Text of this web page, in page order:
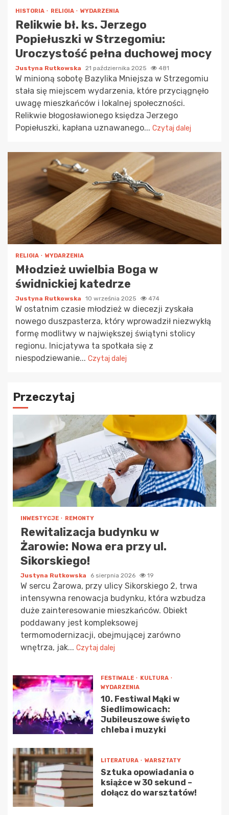
HISTORIA RELIGIA WYDARZENIA
Relikwie bł. ks. Jerzego
Popiełuszki w Strzegomiu:
Uroczystość pełna duchowej mocy
Justyna Rutkowska 21 października 2025 481
W minioną sobotę Bazylika Mniejsza w Strzegomiu
stała się miejscem wydarzenia, które przyciągnęło
uwagę mieszkańców i lokalnej społeczności.
Relikwie błogosławionego księdza Jerzego
Popiełuszki, kapłana uznawanego... Czytaj dalej
RELIGIA WYDARZENIA
Młodzież uwielbia Boga w
świdnickiej katedrze
Justyna Rutkowska 10 września 2025 474
W ostatnim czasie młodzież w diecezji zyskała
nowego duszpasterza, który wprowadził niezwykłą
formę modlitwy w największej świątyni stolicy
regionu. Inicjatywa ta spotkała się z
niespodziewanie... Czytaj dalej
Przeczytaj
INWESTYCJE REMONTY
Rewitalizacja budynku w
Żarowie: Nowa era przy ul.
Sikorskiego!
Justyna Rutkowska 6 sierpnia 2026 19
W sercu Żarowa, przy ulicy Sikorskiego 2, trwa
intensywna renowacja budynku, która wzbudza
duże zainteresowanie mieszkańców. Obiekt
poddawany jest kompleksowej
termomodernizacji, obejmującej zarówno
wnętrza, jak... Czytaj dalej
FESTIWALE
KULTURA
WYDARZENIA
10. Festiwal Mąki w
Siedlimowicach:
Jubileuszowe święto
chleba i muzyki
LITERATURA WARSZTATY
Sztuka opowiadania o
książce w 30 sekund –
dołącz do warsztatów!